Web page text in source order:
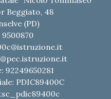
Beggiato, 48
(PD)
92249650281
PDIC89400C